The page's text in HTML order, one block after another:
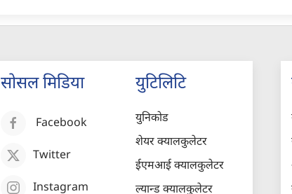
सोसल मिडिया
Facebook
Twitter
Instagram
युटिलिटि
युनिकोड
शेयर क्यालकुलेटर
ईएमआई क्यालकुलेटर
ल्यान्ड क्यालकुलेटर